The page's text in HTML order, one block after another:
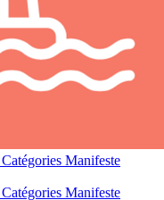
Catégories Manifeste
Catégories Manifeste